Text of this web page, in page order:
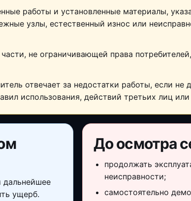
работы и установленные материалы,
узлы, естественный износ или
не ограничивающей права
отвечает за недостатки работы, если не
использования, действий третьих лиц
дальнейшее
ущерб.
До осмотра
продолжать
неисправности;
самостоятельно